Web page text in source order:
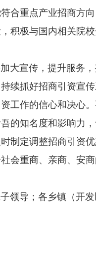
合重点产业招商方
积极与国内相关院
大宣传，提升服务
续抓好招商引资宣
工作的信心和决心
的知名度和影响力
制定调整招商引资
会重商、亲商、安
领导；各乡镇（开